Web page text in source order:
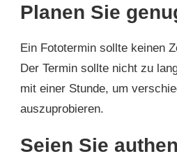
Planen Sie
Ein Fototermin sollte keinen
Der Termin sollte nicht zu
mit einer Stunde, um
auszuprobieren.
Seien Sie